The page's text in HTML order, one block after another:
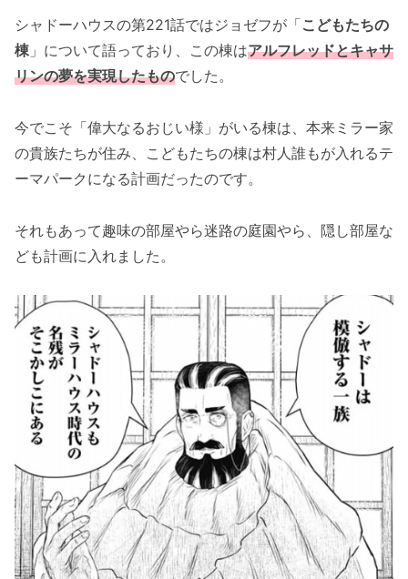
シャドーハウスの第221話ではジョゼフが「こどもたちの
棟」について語っており、この棟はアルフレッドとキャサ
リンの夢を実現したものでした。
今でこそ「偉大なるおじい様」がいる棟は、本来ミラー家
の貴族たちが住み、こどもたちの棟は村人誰もが入れるテ
ーマパークになる計画だったのです。
それもあって趣味の部屋やら迷路の庭園やら、隠し部屋な
ども計画に入れました。